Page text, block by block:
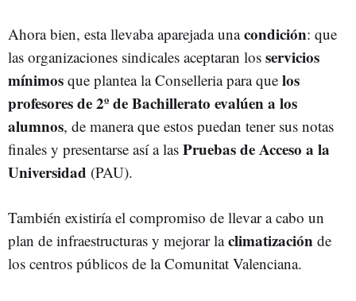
Ahora bien, esta llevaba aparejada unacondición: que
las organizaciones sindicales aceptaran los servicios
mínimos que plantea la Conselleria para que los
profesores de 2º de Bachillerato evalúen a los
alumnos, de manera que estos puedan tener sus notas
finales y presentarse así a las Pruebas de Acceso a la
Universidad (PAU).
También existiría el compromiso de llevar a cabo un
plan de infraestructuras y mejorar laclimatización de
los centros públicos de la Comunitat Valenciana.